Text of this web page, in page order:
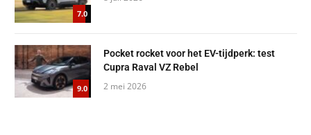
7.0
9.0
Pocket rocket voor het EV-tijdperk: test
Cupra Raval VZ Rebel
2 mei 2026